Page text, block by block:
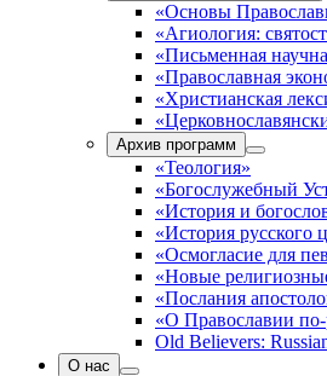
«Основы
«Агиология:
«Письменная
«Православная
«Христианская
Архив программ
«Теология»
«Богослужебный
«История и
«История русского
«Осмогласие для
«Новые
«Послания
«О Православии
Old Believers:
О нас